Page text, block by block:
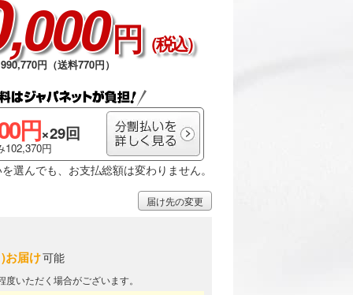
,000円 （税込）
円（送料770円）
円×29回
102,370円
選んでも、お支払総額は変わりません。
お届け可能
いただく場合がございます。
届け先の変更